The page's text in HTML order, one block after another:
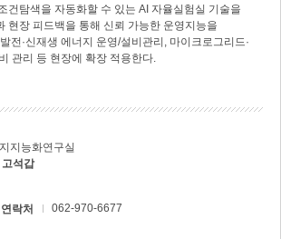
건탐색을 자동화할 수 있는 AI 자율실험실 기술을
현장 피드백을 통해 신뢰 가능한 운영지능을
전·신재생 에너지 운영/설비관리, 마이크로그리드·
관리 등 현장에 확장 적용한다.
지능화연구실
석갑
연락처 062-970-6677